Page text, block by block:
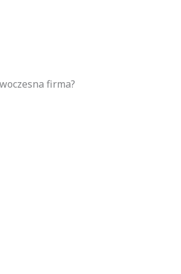
firma?